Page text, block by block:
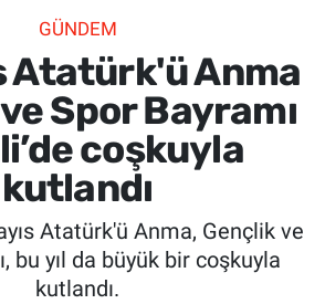
GÜNDEM
Atatürk'ü Anma
Spor Bayramı
coşkuyla
kutlandı
Atatürk'ü Anma, Gençlik ve
bu yıl da büyük bir coşkuyla
kutlandı.